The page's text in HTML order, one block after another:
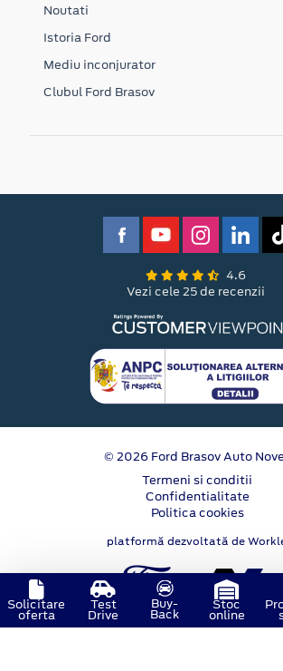
Noutati
Istoria Ford
Mediu inconjurator
Clubul Ford Brasov
4.6
Vezi cele 25 de recenzii
© 2026 Ford Brasov Auto
Termeni si conditii
Confidentialitate
Politica cookies
platformă dezvoltată de
Solicitare
oferta
Test
Drive
Buy-
Back
Stoc
online